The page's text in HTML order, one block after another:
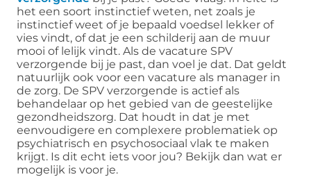
het een soort instinctief weten, net zoals je
instinctief weet of je bepaald voedsel lekker of
vies vindt, of dat je een schilderij aan de muur
mooi of lelijk vindt. Als de vacature SPV
verzorgende bij je past, dan voel je dat. Dat geldt
natuurlijk ook voor een vacature als manager in
de zorg. De SPV verzorgende is actief als
behandelaar op het gebied van de geestelijke
gezondheidszorg. Dat houdt in dat je met
eenvoudigere en complexere problematiek op
psychiatrisch en psychosociaal vlak te maken
krijgt. Is dit echt iets voor jou? Bekijk dan wat er
mogelijk is voor je.